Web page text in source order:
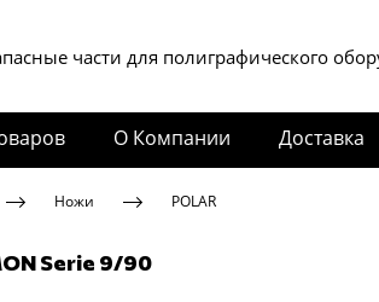
части для полиграфического
О Компании Доставка
Ножи POLAR
Serie 9/90